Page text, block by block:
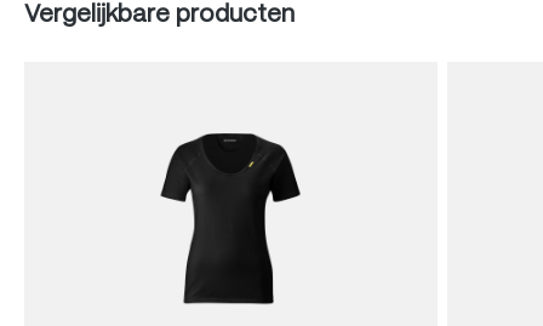
Produktgalerie überspringen
Vergelijkbare producten